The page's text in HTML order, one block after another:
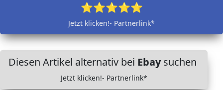
⭐⭐⭐⭐⭐
Jetzt klicken!- Partnerlink*
Diesen Artikel alternativ bei Ebaysuchen
Jetzt klicken!- Partnerlink*